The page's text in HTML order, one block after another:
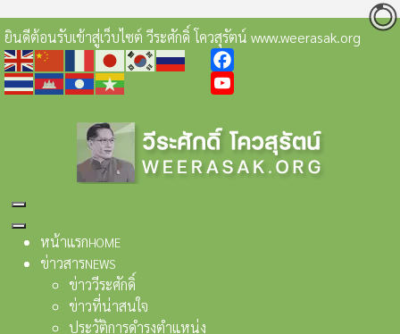
ยินดีต้อนรับเข้าสู่เว็บไซต์ วีระศักดิ์ โควสุรัตน์ www.weerasak.org
Facebook
หน้าแรกHOME
ข่าวสารNEWS
ข่าววีระศักดิ์
ข่าวที่น่าสนใจ
ประวัติการดำรงตำแหน่ง